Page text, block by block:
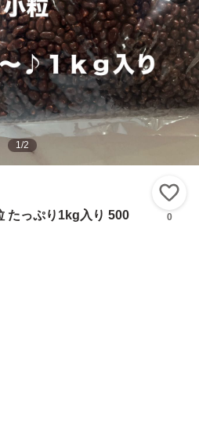
1/2
たっぷり1kg入り 500
0